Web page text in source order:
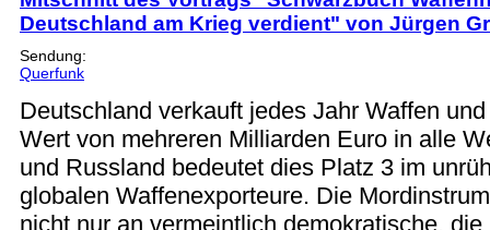
Deutschland am Krieg verdient" von Jürgen
Sendung:
Querfunk
Deutschland verkauft jedes Jahr Waffen
Wert von mehreren Milliarden Euro in alle
und Russland bedeutet dies Platz 3 im
globalen Waffenexporteure. Die
nicht nur an vermeintlich demokratische,